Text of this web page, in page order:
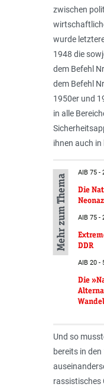
zwischen
wurde
1948 die
dem Befehl
dem Befehl
1950er und
in alle
ihnen auch
Mehr zum Thema
AIB 75 -
Die
AIB 75 -
DDR
AIB 20 -
Die
Wandel
Und so
bereits in
rassistisches